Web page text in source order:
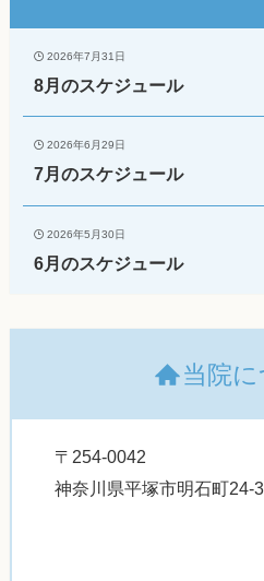
2026年7月31日
8月のスケジュール
2026年6月29日
7月のスケジュール
2026年5月30日
6月のスケジュール
当院
〒254-0042
神奈川県平塚市明石町24-